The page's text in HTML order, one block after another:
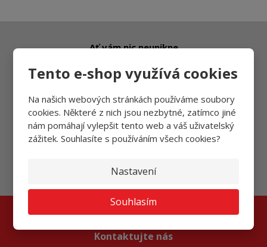
Tento e-shop využívá cookies
Na našich webových stránkách používáme soubory
cookies. Některé z nich jsou nezbytné, zatímco jiné
nám pomáhají vylepšit tento web a váš uživatelský
zážitek. Souhlasíte s používáním všech cookies?
Nastavení
Souhlasím
Ať vám nic neunikne
Přihlásit
zpracováním osobních údajů
Kontaktujte nás